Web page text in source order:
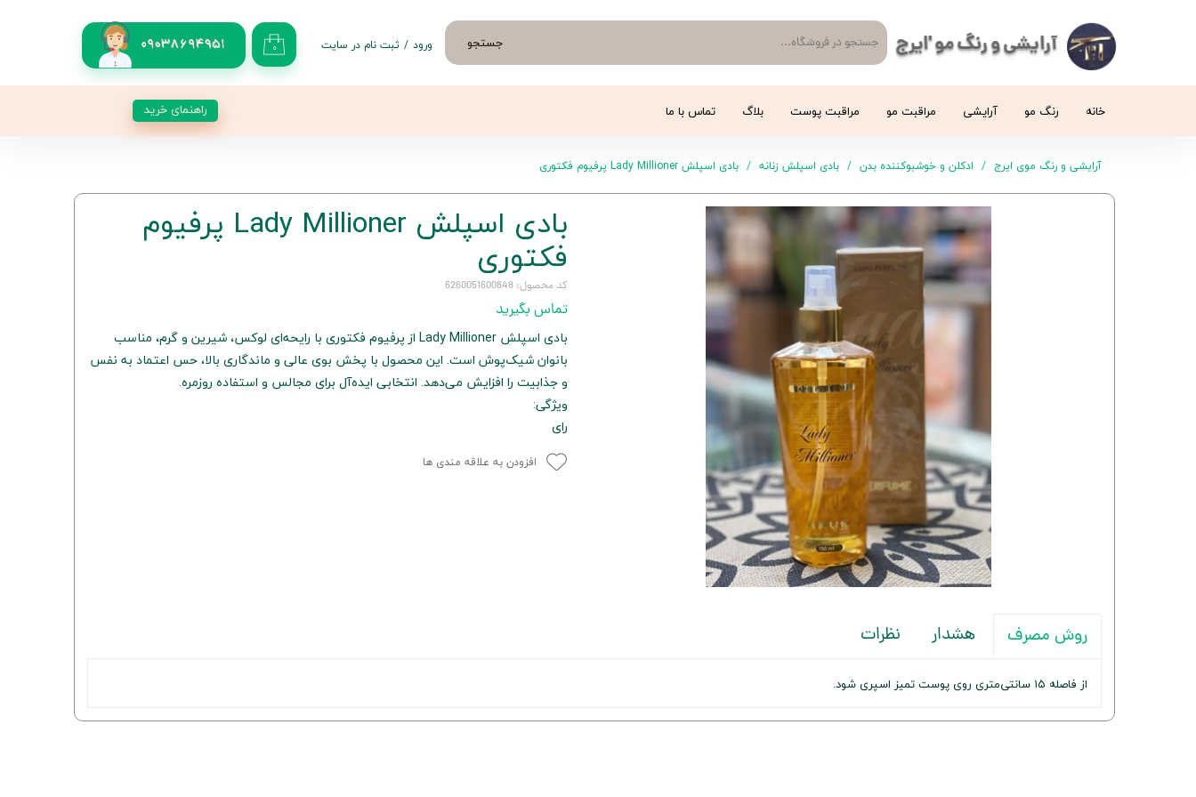
آرایشی و رنگ مو 'ایرج 09038694951 جستجو ۰ ورود / ثبت نام در سایت
خانه رنگ مو آرایشی مراقبت مو مراقبت پوست بلاگ تماس با ما راهنمای خرید
آرایشی و رنگ موی ایرج ادکلن و خوشبوکننده بدن بادی اسپلش زنانه بادی اسپلش Lady Millioner پرفیوم فکتوری
بادی اسپلش Lady Millioner پرفیوم
فکتوری
کد محصول: 6260051600848
تماس بگیرید
بادی اسپلش Lady Millioner از پرفیوم فکتوری با رایحه‌ای لوکس، شیرین و گرم، مناسب
بانوان شیک‌پوش است. این محصول با پخش بوی عالی و ماندگاری بالا، حس اعتماد به نفس
و جذابیت را افزایش می‌دهد. انتخابی ایده‌آل برای مجالس و استفاده روزمره.
ویژگی:
رای
افزودن به علاقه مندی ها
روش مصرف هشدار نظرات
از فاصله ۱۵ سانتی‌متری روی پوست تمیز اسپری شود.